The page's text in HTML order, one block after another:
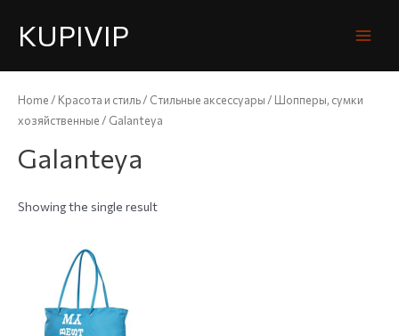
KUPIVIP
Home / Красота и стиль/ Стильные аксессуары / Шопперы, сумки
хозяйственные / Galanteya
Galanteya
Showing the single result